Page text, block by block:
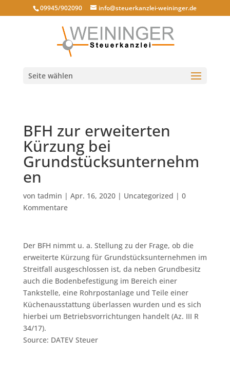
09945/902090 info@steuerkanzlei-weininger.de
Seite wählen
BFH zur erweiterten
Kürzung bei
Grundstücksunternehm
en
von tadmin | Apr. 16, 2020| Uncategorized | 0
Kommentare
Der BFH nimmt u. a. Stellung zu der Frage, ob die
erweiterte Kürzung für Grundstücksunternehmen im
Streitfall ausgeschlossen ist, da neben Grundbesitz
auch die Bodenbefestigung im Bereich einer
Tankstelle, eine Rohrpostanlage und Teile einer
Küchenausstattung überlassen wurden und es sich
hierbei um Betriebsvorrichtungen handelt (Az. III R
34/17).
Source: DATEV Steuer